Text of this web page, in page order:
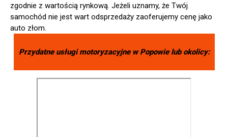
zgodnie z wartością rynkową. Jeżeli uznamy, że Twój
samochód nie jest wart odsprzedaży zaoferujemy cenę jako
auto złom.
Przydatne usługi motoryzacyjne wPopowielub okolicy: